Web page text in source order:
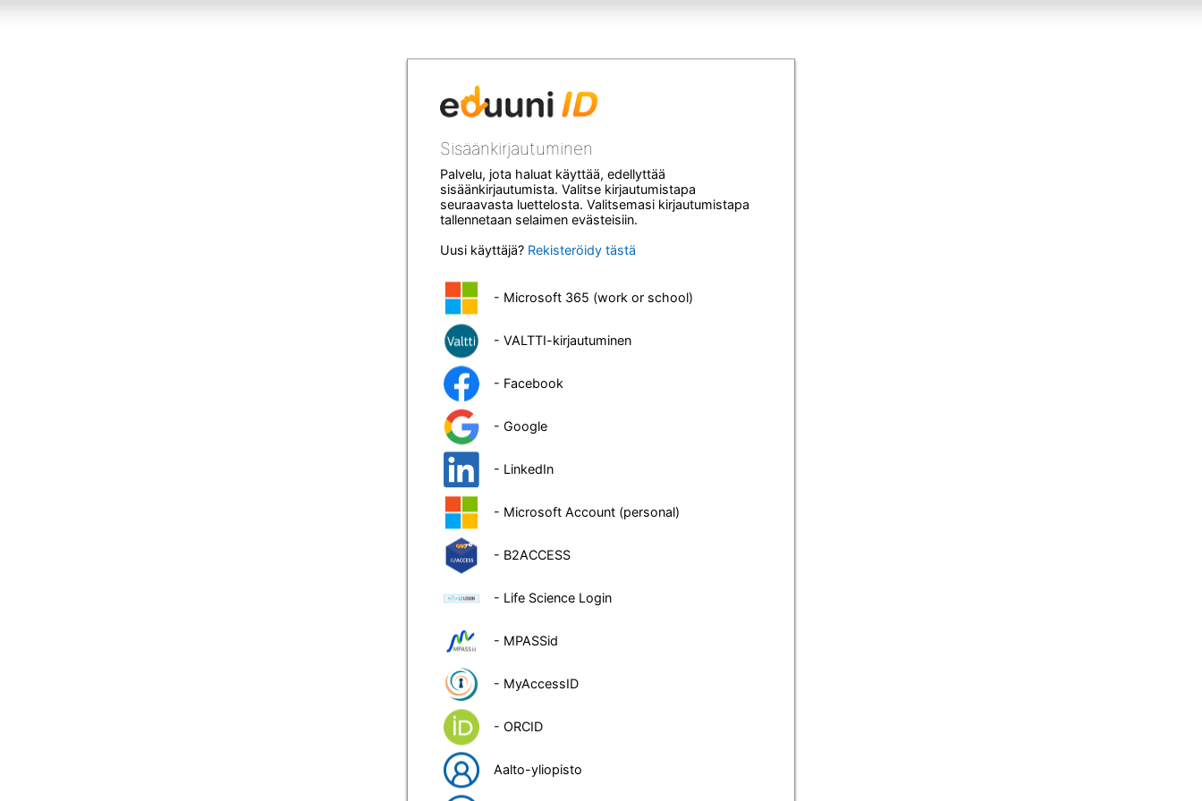
Sisäänkirjautuminen
Palvelu, jota haluat käyttää, edellyttää
sisäänkirjautumista. Valitse kirjautumistapa
seuraavasta luettelosta. Valitsemasi kirjautumistapa
tallennetaan selaimen evästeisiin.
Uusi käyttäjä? Rekisteröidy tästä
- Microsoft 365 (work or school)
- VALTTI-kirjautuminen
- Facebook
- Google
- LinkedIn
- Microsoft Account (personal)
- B2ACCESS
- Life Science Login
- MPASSid
- MyAccessID
- ORCID
Aalto-yliopisto